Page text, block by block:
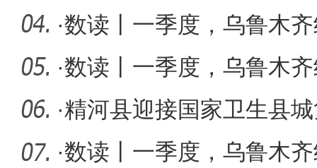
群星惠民
·数读丨一季度，乌鲁木
项目引进
·数读丨一季度，乌鲁木
资增长翻
·精河县迎接国家卫生县
城市创建
·数读丨一季度，乌鲁木